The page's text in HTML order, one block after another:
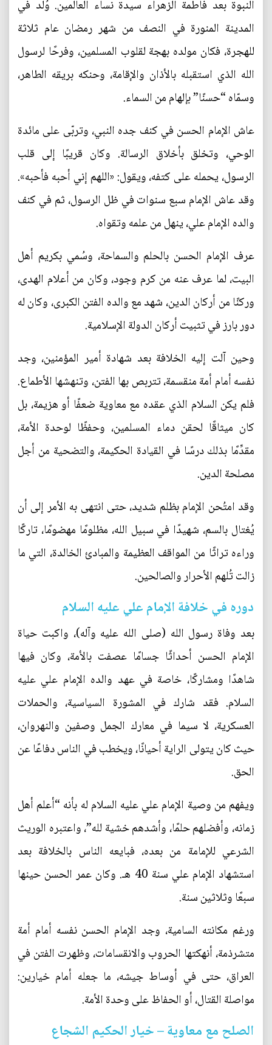
النبوة بعد فاطمة الزهراء سيدة نساء العالمين. وُلد في
المدينة المنورة في النصف من شهر رمضان عام ثلاثة
للهجرة، فكان مولده بهجة لقلوب المسلمين، وفرحًا لرسول
الله الذي استقبله بالأذان والإقامة، وحنكه بريقه الطاهر،
وسمّاه “حسنًا” بإلهام من السماء.
عاش الإمام الحسن في كنف جده النبي، وتربّى على مائدة
الوحي، وتخلق بأخلاق الرسالة. وكان قريبًا إلى قلب
الرسول، يحمله على كتفه، ويقول: «اللهم إني أحبه فأحبه».
وقد عاش الإمام سبع سنوات في ظل الرسول، ثم في كنف
والده الإمام علي، ينهل من علمه وتقواه.
عرف الإمام الحسن بالحلم والسماحة، وسُمي بكريم أهل
البيت، لما عرف عنه من كرم وجود، وكان من أعلام الهدى،
وركنًا من أركان الدين، شهد مع والده الفتن الكبرى، وكان له
دور بارز في تثبيت أركان الدولة الإسلامية.
وحين آلت إليه الخلافة بعد شهادة أمير المؤمنين، وجد
نفسه أمام أمة منقسمة، تتربص بها الفتن، وتنهشها الأطماع.
فلم يكن السلام الذي عقده مع معاوية ضعفًا أو هزيمة، بل
كان ميثاقًا لحقن دماء المسلمين، وحفظًا لوحدة الأمة،
مقدِّمًا بذلك درسًا في القيادة الحكيمة، والتضحية من أجل
مصلحة الدين.
وقد امتُحن الإمام بظلم شديد، حتى انتهى به الأمر إلى أن
يُغتال بالسم، شهيدًا في سبيل الله، مظلومًا مهضومًا، تاركًا
وراءه تراثًا من المواقف العظيمة والمبادئ الخالدة، التي ما
زالت تُلهم الأحرار والصالحين.
دوره في خلافة الإمام علي عليه السلام
بعد وفاة رسول الله (صلى الله عليه وآله)، واكبت حياة
الإمام الحسن أحداثًا جسامًا عصفت بالأمة، وكان فيها
شاهدًا ومشاركًا، خاصة في عهد والده الإمام علي عليه
السلام. فقد شارك في المشورة السياسية، والحملات
العسكرية، لا سيما في معارك الجمل وصفين والنهروان،
حيث كان يتولى الراية أحيانًا، ويخطب في الناس دفاعًا عن
الحق.
ويفهم من وصية الإمام علي عليه السلام له بأنه “أعلم أهل
زمانه، وأفضلهم حلمًا، وأشدهم خشية لله”، واعتبره الوريث
الشرعي للإمامة من بعده، فبايعه الناس بالخلافة بعد
استشهاد الإمام علي سنة 40 هـ. وكان عمر الحسن حينها
سبعًا وثلاثين سنة.
ورغم مكانته السامية، وجد الإمام الحسن نفسه أمام أمة
متشرذمة، أنهكتها الحروب والانقسامات، وظهرت الفتن في
العراق، حتى في أوساط جيشه، ما جعله أمام خيارين:
مواصلة القتال، أو الحفاظ على وحدة الأمة.
الصلح مع معاوية – خيار الحكيم الشجاع